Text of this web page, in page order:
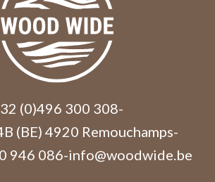
(0)496 300 308-
(BE) 4920 Remouchamps-
946 086-info@woodwide.be